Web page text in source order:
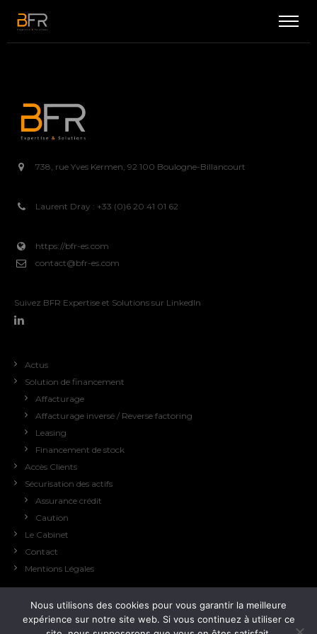
738, rue Yves Kermen, 92 100 Boulogne-Billancourt
Laurent Dray : +33 (0)6 20 41 01 62
https://bfr-es.com
contact@bfr-es.com
Suivez BFR Expertise et Solutions sur LinkedIn
Actus
Solution de financement
Affacturage
Affacturage inversé / Reverse factoring
Leasing
Financement de stock
Accès Clients
Sécurisation des actifs
Assurance crédit
Caution
Le Cabinet
Contact
Mentions Légales
Nous utilisons des cookies pour vous garantir la meilleure
expérience sur notre site web. Si vous continuez à utiliser ce